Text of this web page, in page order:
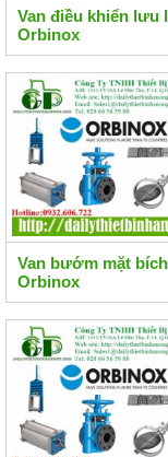
Van điều khiển lưu
Orbinox
Van bướm mặt bích
Orbinox